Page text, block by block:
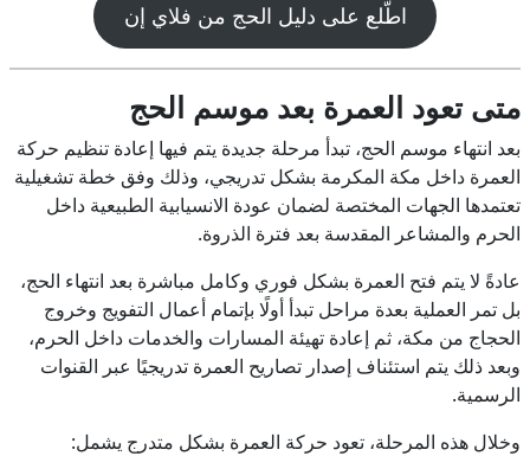
اطّلع على دليل الحج من فلاي إن
متى تعود العمرة بعد موسم الحج
بعد انتهاء موسم الحج، تبدأ مرحلة جديدة يتم فيها إعادة تنظيم حركة
العمرة داخل مكة المكرمة بشكل تدريجي، وذلك وفق خطة تشغيلية
تعتمدها الجهات المختصة لضمان عودة الانسيابية الطبيعية داخل
الحرم والمشاعر المقدسة بعد فترة الذروة.
عادةً لا يتم فتح العمرة بشكل فوري وكامل مباشرة بعد انتهاء الحج،
بل تمر العملية بعدة مراحل تبدأ أولًا بإتمام أعمال التفويج وخروج
الحجاج من مكة، ثم إعادة تهيئة المسارات والخدمات داخل الحرم،
وبعد ذلك يتم استئناف إصدار تصاريح العمرة تدريجيًا عبر القنوات
الرسمية.
وخلال هذه المرحلة، تعود حركة العمرة بشكل متدرج يشمل: